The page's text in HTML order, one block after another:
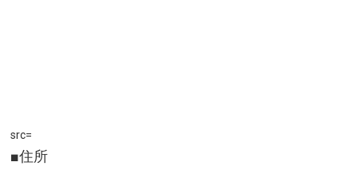
src=
■住所